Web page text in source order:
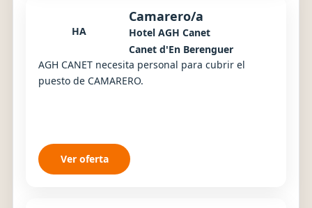
HA
Camarero/a
Hotel AGH Canet
Canet d'En Berenguer
AGH CANET necesita personal para cubrir el
puesto de CAMARERO.
Ver oferta